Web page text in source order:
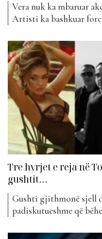
Vera nuk ka mbaruar
Artisti ka bashkuar
body” mban titullin
vjen në klasifikimin e
është kënga e duhur që
Tre hyrjet e reja në
gushtit…
Gushti gjithmonë sjell
padiskutueshme që
të javës, i përshtaten